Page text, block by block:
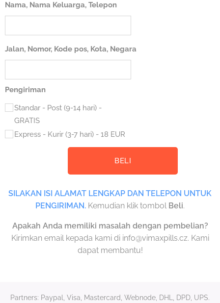
Nama, Nama Keluarga, Telepon
Jalan, Nomor, Kode pos, Kota, Negara
Pengiriman
Standar - Post (9-14 hari) -
GRATIS
Express - Kurir (3-7 hari) - 18 EUR
BELI
SILAKAN ISI ALAMAT LENGKAP DAN TELEPON UNTUK
PENGIRIMAN. Kemudian klik tombol Beli.
Apakah Anda memiliki masalah dengan pembelian?
Kirimkan email kepada kami di info@vimaxpills.cz. Kami
dapat membantu!
Partners: Paypal, Visa, Mastercard, Webnode, DHL, DPD, UPS.